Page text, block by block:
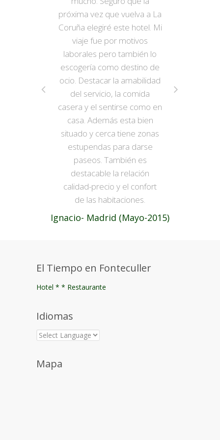
próxima vez que vuelva a La
Coruña elegiré este hotel. Mi
viaje fue por motivos
laborales pero también lo
escogería como destino de
ocio. Destacar la amabilidad
del servicio, la comida
casera y el sentirse como en
casa. Además esta bien
situado y cerca tiene zonas
estupendas para darse
paseos. También es
destacable la relación
calidad-precio y el confort
de las habitaciones.
Ignacio- Madrid (Mayo-2015)
El Tiempo en Fonteculler
Hotel * * Restaurante
Idiomas
Mapa